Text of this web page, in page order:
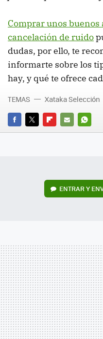
Comprar unos
cancelación de ruido
dudas, por ello, te
informarte sobre los
hay, y qué te ofrece
FACEBOOK
TWITTERFLIPBOARD
E-
TEMAS Xataka Selección
ENTRAR Y